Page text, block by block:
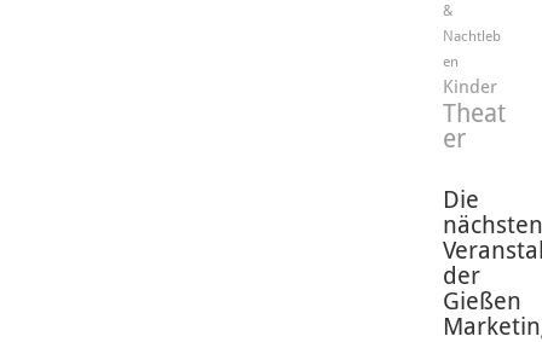
&
Nachtleb
en
Kinder
Theat
er
Die
nächsten
der
Gießen